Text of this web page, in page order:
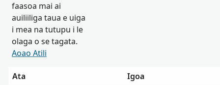
faasoa mai ai
auiliiliga taua e uiga
i mea na tutupu i le
olaga o se tagata.
Aoao Atili
Ata
Igoa